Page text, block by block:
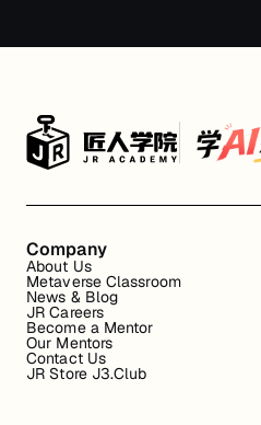
Company
About Us
Metaverse Classroom
News & Blog
JR Careers
Become a Mentor
Our Mentors
Contact Us
JR Store J3.Club